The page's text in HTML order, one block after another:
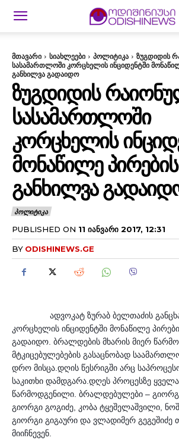
მთავარი სიახლეები პოლიტიკა
ზუგდიდის
სასამართლოში კორცხელის ინციდენტში
განხილვა გადაიდო
ᲖᲣᲒᲓᲘᲓᲘᲡ
ᲡᲐᲡᲐᲛᲐᲠᲗᲚᲝᲨᲘ
ᲙᲝᲠᲪᲮᲔᲚᲘᲡ
ᲛᲝᲜᲐᲬᲘᲚᲔ ᲞᲘᲠᲔᲑᲘᲡ
ᲒᲐᲜᲮᲘᲚᲕᲐ
ᲞᲝᲚᲘᲢᲘᲙᲐ
PUBLISHED ON 11 ᲘᲐᲜᲕᲐᲠᲘ 2017, 12:31
BY ODISHINEWS.GE
ადვოკატ ზურაბ ბელთაძის
კორცხელის ინციდენტში მონაწილე
გადაიდო. ბრალდების მხარის მიერ
მტკიცებულებების გასაცნობად
დრო მისცა.დღის წესრიგში არც
საკითხი დამდგარა.დღეს პროცესზე
წარმოდგენილი. ბრალდებულები –
გიორგი გოგიძე, კობა ტყეშელაშვილი,
გიორგი გიგაური და ვლადიმერ გეგეშიძე
მიიჩნევენ.